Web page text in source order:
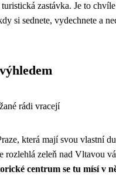
zastávka. Je to
si sednete, vydechnete a
rádi vracejí
která mají svou vlastní
rozlehlá zeleň nad Vltavou
centrum se tu mísí v